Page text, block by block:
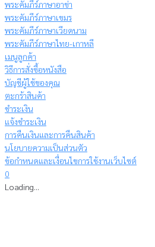
พระคัมภีร์ภาษาอาข่า
พระคัมภีร์ภาษาเขมร
พระคัมภีร์ภาษาเวียดนาม
พระคัมภีร์ภาษาไทย-เกาหลี
เมนูลูกค้า
วิธีการสั่งซื้อหนังสือ
บัญชีผู้ใช้ของคุณ
ตะกร้าสินค้า
ชำระเงิน
แจ้งชำระเงิน
การคืนเงินและการคืนสินค้า
นโยบายความเป็นส่วนตัว
ข้อกำหนดและเงื่อนไขการใช้งานเว็บไซต์
0
Loading...